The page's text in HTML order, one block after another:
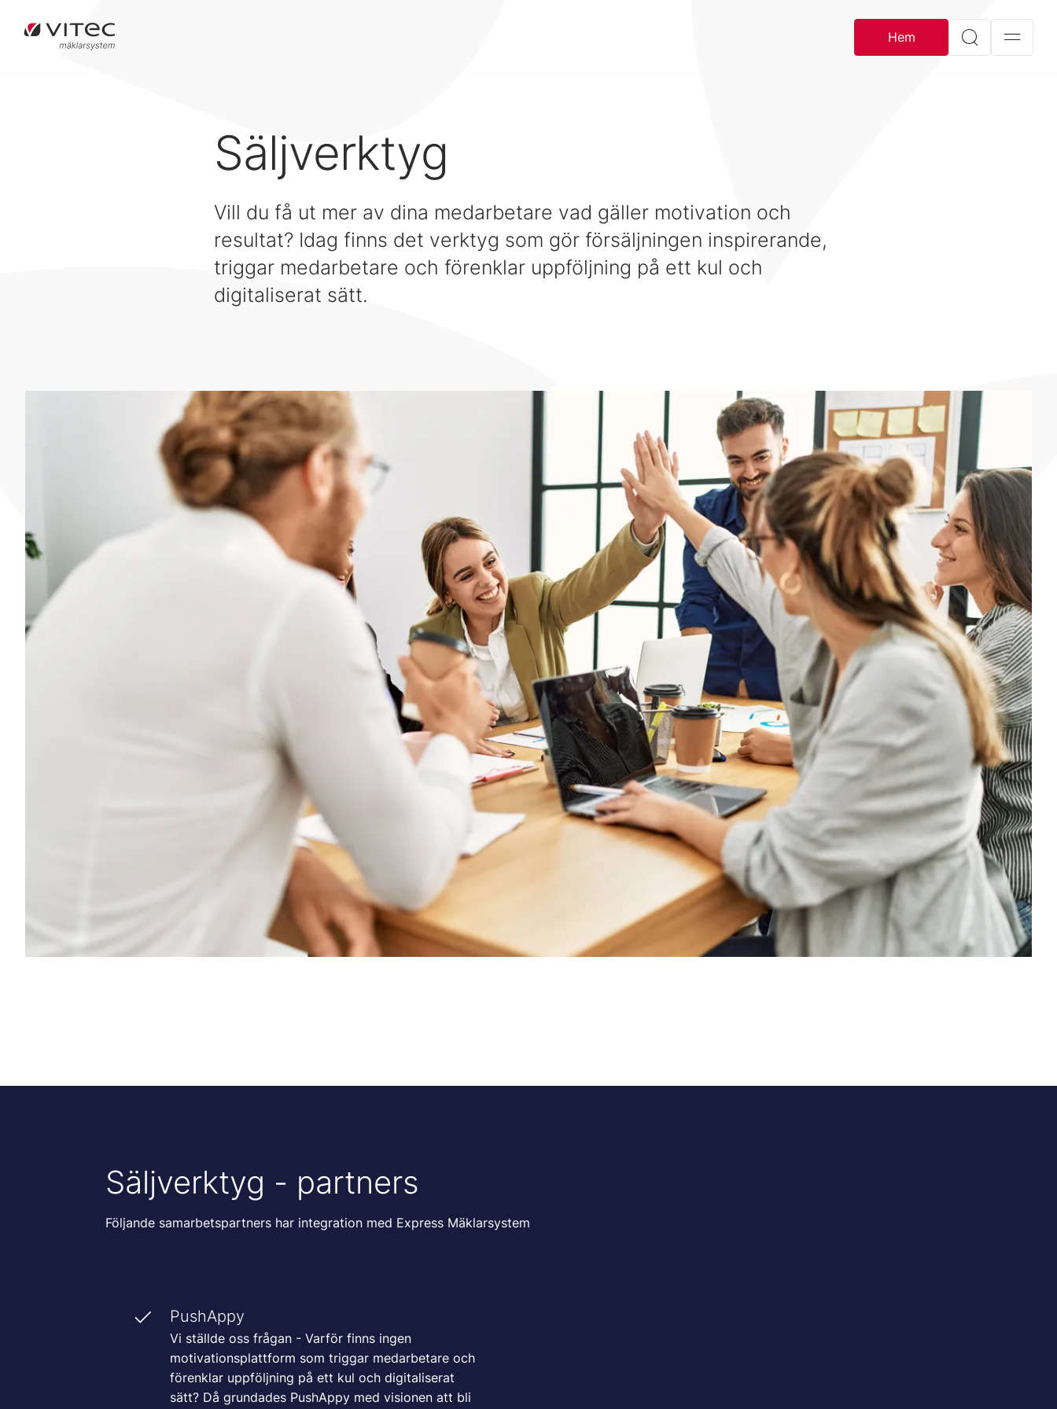
Hem
Säljverktyg
Vill du få ut mer av dina medarbetare vad gäller motivation och
resultat? Idag finns det verktyg som gör försäljningen inspirerande,
triggar medarbetare och förenklar uppföljning på ett kul och
digitaliserat sätt.
Säljverktyg - partners
Följande samarbetspartners har integration med Express Mäklarsystem
PushAppy
Vi ställde oss frågan - Varför finns ingen
motivationsplattform som triggar medarbetare och
förenklar uppföljning på ett kul och digitaliserat
sätt? Då grundades PushAppy med visionen att bli